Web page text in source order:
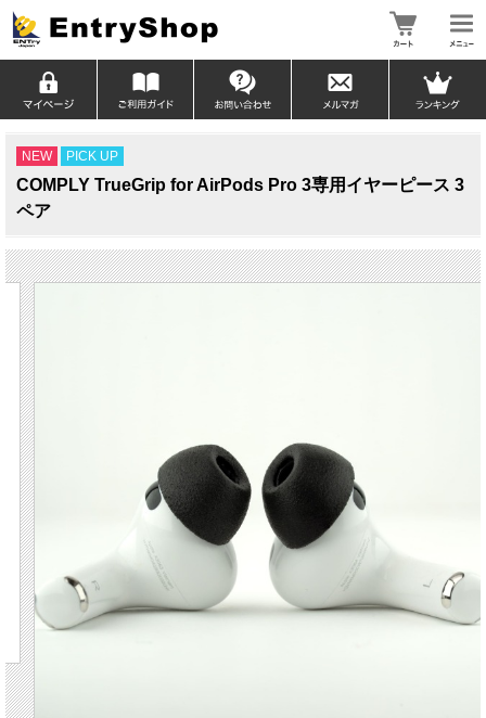
NEW PICK UP
COMPLY TrueGrip for AirPods Pro 3専用イヤーピース 3
ペア